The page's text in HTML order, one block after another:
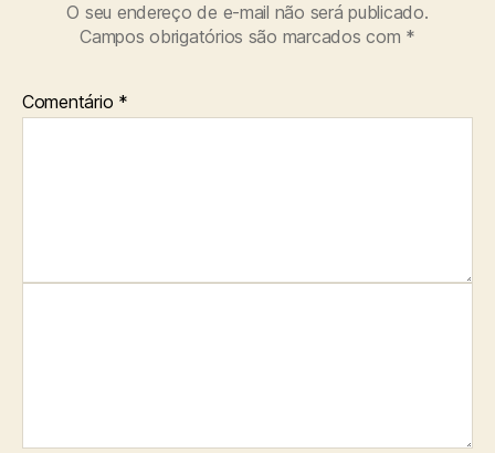
O seu endereço de e-mail não será publicado.
Campos obrigatórios são marcados com *
Comentário *